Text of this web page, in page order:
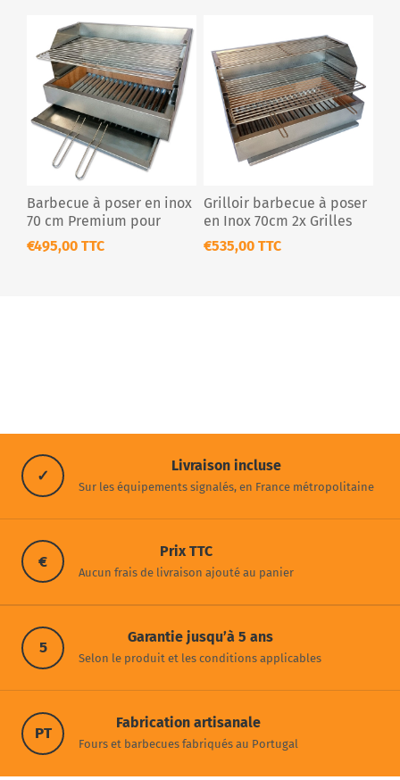
Barbecue à poser en inox
70 cm Premium pour
extérieur
€495,00 TTC
Grilloir barbecue à poser
en Inox 70cm 2x Grilles
Premium
€535,00 TTC
✓
Livraison incluse
Sur les équipements signalés, en France métropolitaine
€
Prix TTC
Aucun frais de livraison ajouté au panier
5
Garantie jusqu’à 5 ans
Selon le produit et les conditions applicables
PT
Fabrication artisanale
Fours et barbecues fabriqués au Portugal